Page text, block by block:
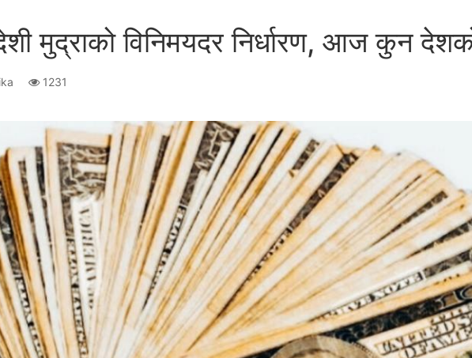
मुद्राको विनिमयदर निर्धारण, आज कुन
1231